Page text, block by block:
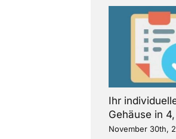
Ihr
Gehäuse in
November 30th,